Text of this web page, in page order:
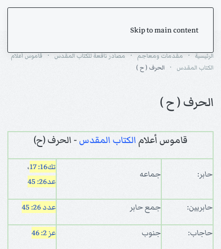
Skip to main content
الرئيسية مقدمات ومعاجم مصادر نافعة للكتاب المقدس
قاموس أعلام
الكتاب المقدس
الحرف ( ح )
الحرف ( ح )
قاموس أعلام الكتاب المقدس- الحرف (ح)
حابر: جماعه
تك16: 17
،
عد26: 45
حابريين: جمع حابر عدد 26: 45
حاجاب: جنوب عز 2: 46